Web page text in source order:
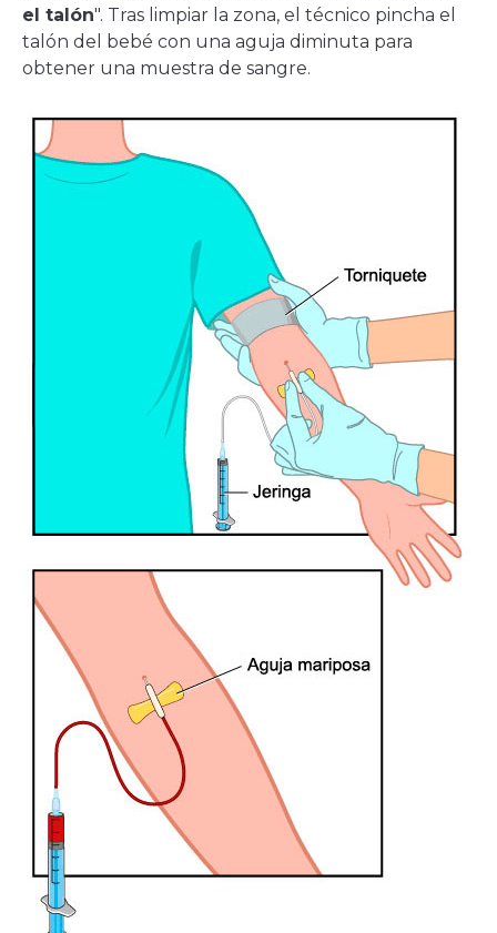
el talón". Tras limpiar la zona, el técnico pincha el
talón del bebé con una aguja diminuta para
obtener una muestra de sangre.